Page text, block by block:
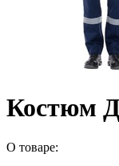
Костюм
О товаре: